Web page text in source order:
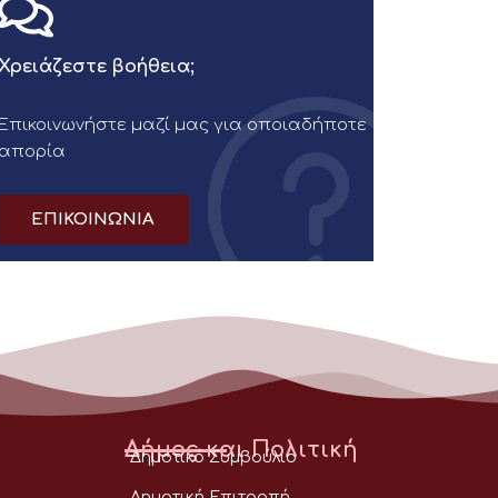
Χρειάζεστε βοήθεια;
Επικοινωνήστε μαζί μας για οποιαδήποτε
απορία
ΕΠΙΚΟΙΝΩΝΙΑ
Δήμος και Πολιτική
Δημοτικό Συμβούλιο